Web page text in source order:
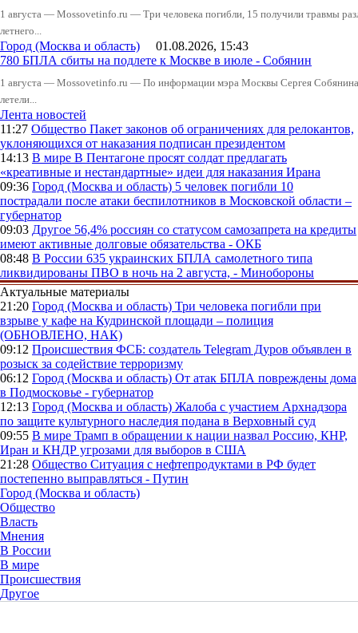
1 августа — Mossovetinfo.ru — Три человека погибли, 15 получили травмы
летнего...
Город (Москва и область) 01.08.2026, 15:43
780 БПЛА сбиты на подлете к Москве в июле - Собянин
1 августа — Mossovetinfo.ru — По информации мэра Москвы Сергея
летели...
Лента новостей
11:27 Общество Пакет законов об ограничениях для релокантов,
уклоняющихся от наказания подписан президентом
14:13 В мире В Пентагоне просят солдат предлагать
«креативные и нестандартные» идеи для наказания Ирана
09:36 Город (Москва и область) 5 человек погибли 10
пострадали после атаки беспилотников в Московской области –
губернатор
09:03 Другое 56,4% россиян со статусом самозапрета на кредиты
имеют активные долговые обязательства - ОКБ
08:48 В России 635 украинских БПЛА самолетного типа
ликвидированы ПВО в ночь на 2 августа, - Минобороны
Актуальные материалы
21:20 Город (Москва и область) Три человека погибли при
взрыве у кафе на Кудринской площади – полиция
(ОБНОВЛЕНО, НАК)
09:12 Происшествия ФСБ: создатель Telegram Дуров объявлен в
розыск за содействие терроризму
06:12 Город (Москва и область) От атак БПЛА повреждены дома
в Подмосковье - губернатор
12:13 Город (Москва и область) Жалоба с участием Архнадзора
по защите культурного наследия подана в Верховный суд
09:55 В мире Трамп в обращении к нации назвал Россию, КНР,
Иран и КНДР угрозами для выборов в США
21:28 Общество Ситуация с нефтепродуктами в РФ будет
постепенно выправляться - Путин
Город (Москва и область)
Общество
Власть
Мнения
В России
В мире
Происшествия
Другое